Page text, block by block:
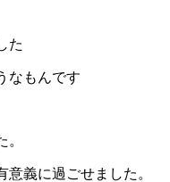
た
なもんです
義に過ごせました。